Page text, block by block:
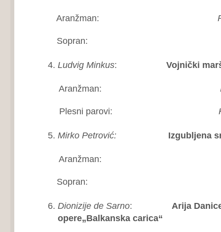
Aranžman:
Sopran:
Ludvig Minkus: Vojnički
Aranžman:
Plesni parovi:
Mirko Petrović: Izgubljena
Sopran:
Dionizije de Sarno: Arija
opere„Balkanska carica“